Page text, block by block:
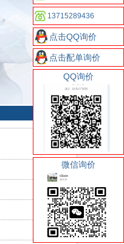
13715289436
点击QQ询价
点击配单询价
QQ询价
微信询价